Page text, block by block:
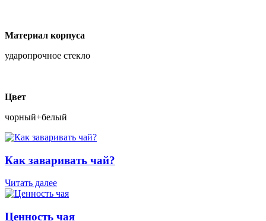
Материал корпуса
ударопрочное стекло
Цвет
чорный+белый
Как заваривать чай?
Читать далее
Ценность чая